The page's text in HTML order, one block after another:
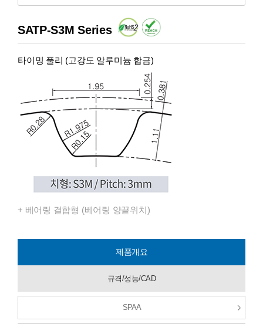
SATP-S3M Series
타이밍 풀리 (고강도 알루미늄 합금)
+ 베어링 결합형 (베어링 양끝위치)
제품개요
규격/성능/CAD
SPAA